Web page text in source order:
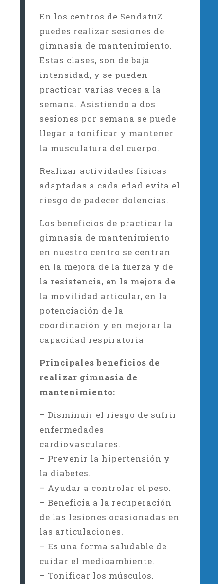
En los centros de SendatuZ
puedes realizar sesiones de
gimnasia de mantenimiento.
Estas clases, son de baja
intensidad, y se pueden
practicar varias veces a la
semana. Asistiendo a dos
sesiones por semana se puede
llegar a tonificar y mantener
la musculatura del cuerpo.
Realizar actividades físicas
adaptadas a cada edad evita el
riesgo de padecer dolencias.
Los beneficios de practicar la
gimnasia de mantenimiento
en nuestro centro se centran
en la mejora de la fuerza y de
la resistencia, en la mejora de
la movilidad articular, en la
potenciación de la
coordinación y en mejorar la
capacidad respiratoria.
Principales beneficios de
realizar gimnasia de
mantenimiento:
– Disminuir el riesgo de sufrir
enfermedades
cardiovasculares.
– Prevenir la hipertensión y
la diabetes.
– Ayudar a controlar el peso.
– Beneficia a la recuperación
de las lesiones ocasionadas en
las articulaciones.
– Es una forma saludable de
cuidar el medioambiente.
– Tonificar los músculos.